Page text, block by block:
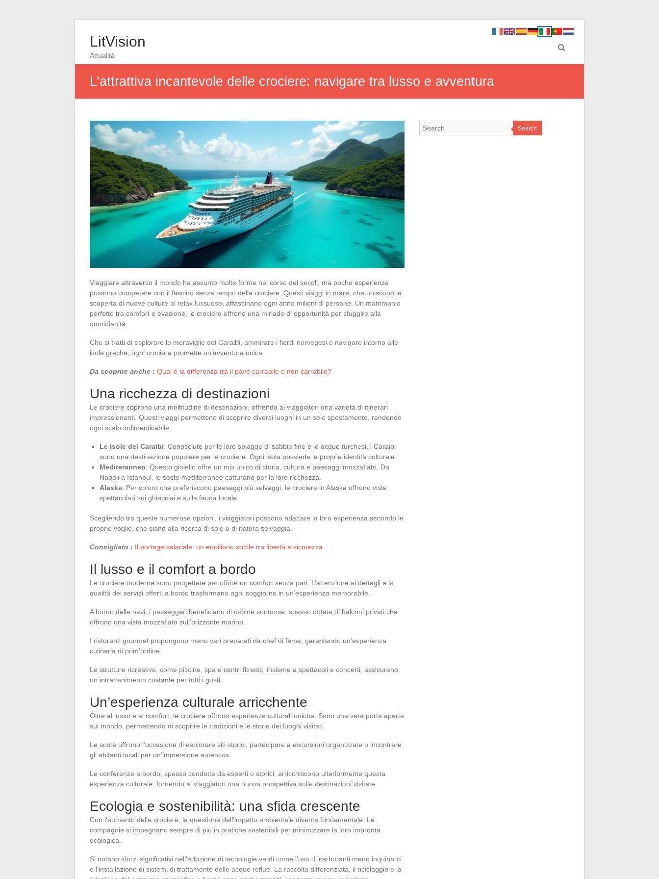
LitVision
Attualità
L’attrattiva incantevole delle crociere: navigare tra lusso e avventura
Viaggiare attraverso il mondo ha assunto molte forme nel corso dei secoli, ma poche esperienze
possono competere con il fascino senza tempo delle crociere. Questi viaggi in mare, che uniscono la
scoperta di nuove culture al relax lussuoso, affascinano ogni anno milioni di persone. Un matrimonio
perfetto tra comfort e evasione, le crociere offrono una miriade di opportunità per sfuggire alla
quotidianità.
Che si tratti di esplorare le meraviglie dei Caraibi, ammirare i fiordi norvegesi o navigare intorno alle
isole greche, ogni crociera promette un’avventura unica.
Da scoprire anche : Qual è la differenza tra il pavé carrabile e non carrabile?
Una ricchezza di destinazioni
Le crociere coprono una moltitudine di destinazioni, offrendo ai viaggiatori una varietà di itinerari
impressionanti. Questi viaggi permettono di scoprire diversi luoghi in un solo spostamento, rendendo
ogni scalo indimenticabile.
Le isole dei Caraibi: Conosciute per le loro spiagge di sabbia fine e le acque turchesi, i Caraibi
sono una destinazione popolare per le crociere. Ogni isola possiede la propria identità culturale.
Mediteranneo: Questo gioiello offre un mix unico di storia, cultura e paesaggi mozzafiato. Da
Napoli a Istanbul, le soste mediterranee catturano per la loro ricchezza.
Alaska: Per coloro che preferiscono paesaggi più selvaggi, le crociere in Alaska offrono viste
spettacolari sui ghiacciai e sulla fauna locale.
Scegliendo tra queste numerose opzioni, i viaggiatori possono adattare la loro esperienza secondo le
proprie voglie, che siano alla ricerca di sole o di natura selvaggia.
Consigliato : Il portage salariale: un equilibrio sottile tra libertà e sicurezza
Il lusso e il comfort a bordo
Le crociere moderne sono progettate per offrire un comfort senza pari. L’attenzione ai dettagli e la
qualità dei servizi offerti a bordo trasformano ogni soggiorno in un’esperienza memorabile.
A bordo delle navi, i passeggeri beneficiano di cabine sontuose, spesso dotate di balconi privati che
offrono una vista mozzafiato sull’orizzonte marino.
I ristoranti gourmet propongono menu vari preparati da chef di fama, garantendo un’esperienza
culinaria di prim’ordine.
Le strutture ricreative, come piscine, spa e centri fitness, insieme a spettacoli e concerti, assicurano
un intrattenimento costante per tutti i gusti.
Un’esperienza culturale arricchente
Oltre al lusso e al comfort, le crociere offrono esperienze culturali uniche. Sono una vera porta aperta
sul mondo, permettendo di scoprire le tradizioni e le storie dei luoghi visitati.
Le soste offrono l’occasione di esplorare siti storici, partecipare a escursioni organizzate o incontrare
gli abitanti locali per un’immersione autentica.
Le conferenze a bordo, spesso condotte da esperti o storici, arricchiscono ulteriormente questa
esperienza culturale, fornendo ai viaggiatori una nuova prospettiva sulle destinazioni visitate.
Ecologia e sostenibilità: una sfida crescente
Con l’aumento delle crociere, la questione dell’impatto ambientale diventa fondamentale. Le
compagnie si impegnano sempre di più in pratiche sostenibili per minimizzare la loro impronta
ecologica.
Si notano sforzi significativi nell’adozione di tecnologie verdi come l’uso di carburanti meno inquinanti
e l’installazione di sistemi di trattamento delle acque reflue. La raccolta differenziata, il riciclaggio e la
Search